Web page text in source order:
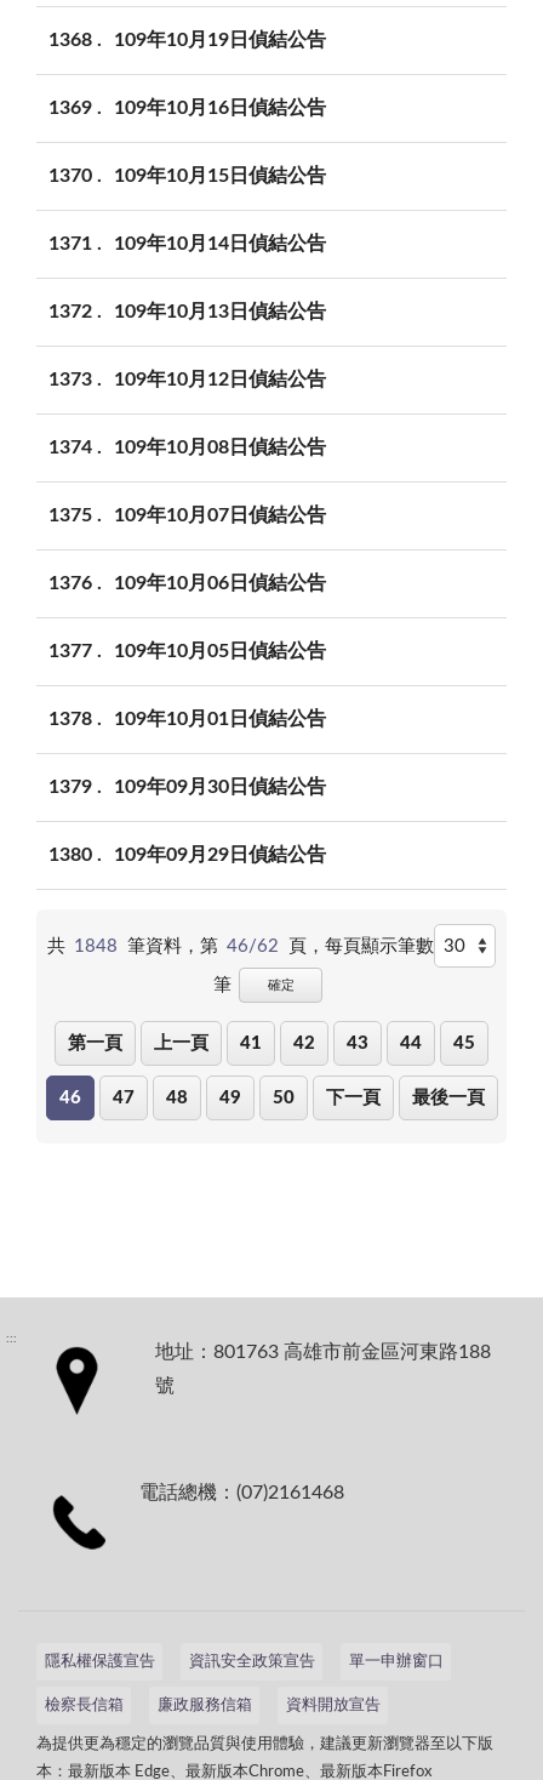
1368 109年10月19日偵結公告
1369 109年10月16日偵結公告
1370 109年10月15日偵結公告
1371 109年10月14日偵結公告
1372 109年10月13日偵結公告
1373 109年10月12日偵結公告
1374 109年10月08日偵結公告
1375 109年10月07日偵結公告
1376 109年10月06日偵結公告
1377 109年10月05日偵結公告
1378 109年10月01日偵結公告
1379 109年09月30日偵結公告
1380 109年09月29日偵結公告
共 1848 筆資料，第 46/62 頁， 每頁顯示筆數
筆 確定
第一頁 上一頁 41 42 43 44 45
46 47 48 49 50 下一頁 最後一頁
:::
地址：801763 高雄市前金區河東路188
號
電話總機：(07)2161468
隱私權保護宣告 資訊安全政策宣告 單一申辦窗口
檢察長信箱 廉政服務信箱 資料開放宣告
為提供更為穩定的瀏覽品質與使用體驗，建議更新瀏覽器至以下版
本：最新版本 Edge、最新版本Chrome、最新版本Firefox